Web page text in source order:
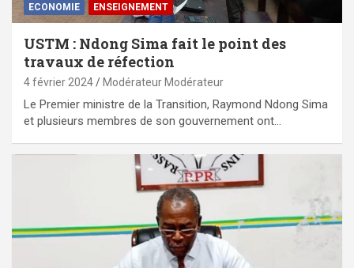
ECONOMIE ENSEIGNEMENT
USTM : Ndong Sima fait le point des
travaux de réfection
4 février 2024 Modérateur Modérateur
Le Premier ministre de la Transition, Raymond Ndong Sima
et plusieurs membres de son gouvernement ont…